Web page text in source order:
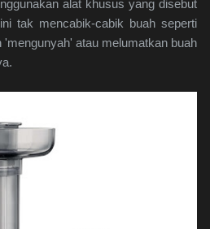
alat khusus yang disebut
tak mencabik-cabik buah seperti
'mengunyah' atau melumatkan buah